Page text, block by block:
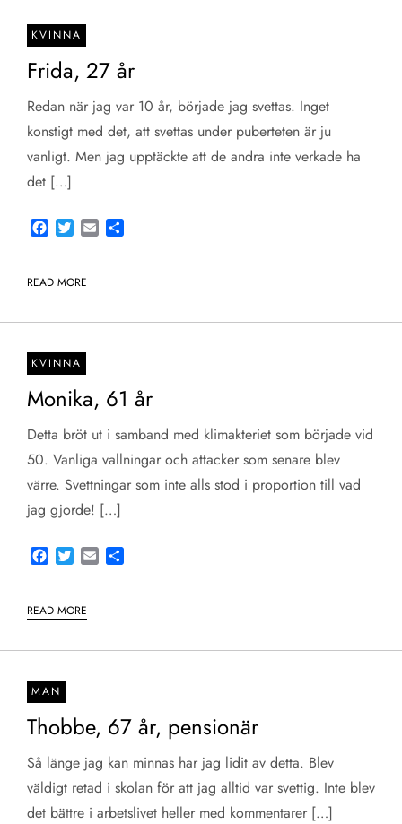
KVINNA
Frida, 27 år
Redan när jag var 10 år, började jag svettas. Inget
konstigt med det, att svettas under puberteten är ju
vanligt. Men jag upptäckte att de andra inte verkade ha
det […]
Facebook
TwitterEmail
READ MORE
KVINNA
Monika, 61 år
Detta bröt ut i samband med klimakteriet som började vid
50. Vanliga vallningar och attacker som senare blev
värre. Svettningar som inte alls stod i proportion till vad
jag gjorde! […]
Facebook
TwitterEmail
READ MORE
MAN
Thobbe, 67 år, pensionär
Så länge jag kan minnas har jag lidit av detta. Blev
väldigt retad i skolan för att jag alltid var svettig. Inte blev
det bättre i arbetslivet heller med kommentarer […]